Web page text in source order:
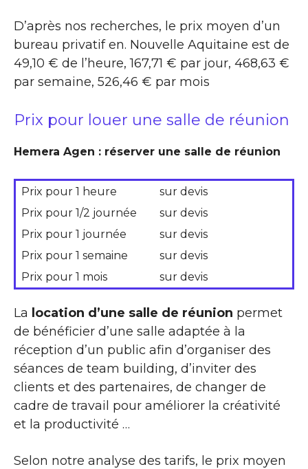
D’après nos recherches, le prix moyen d’un
bureau privatif en. Nouvelle Aquitaine est de
49,10 € de l’heure, 167,71 € par jour, 468,63 €
par semaine, 526,46 € par mois
Prix pour louer une salle de réunion
Hemera Agen : réserver une salle de réunion
Prix pour 1 heure
sur devis
Prix pour 1/2 journée
sur devis
Prix pour 1 journée
sur devis
Prix pour 1 semaine
sur devis
Prix pour 1 mois
sur devis
La location d’une salle de réunion permet
de bénéficier d’une salle adaptée à la
réception d’un public afin d’organiser des
séances de team building, d’inviter des
clients et des partenaires, de changer de
cadre de travail pour améliorer la créativité
et la productivité …
Selon notre analyse des tarifs, le prix moyen